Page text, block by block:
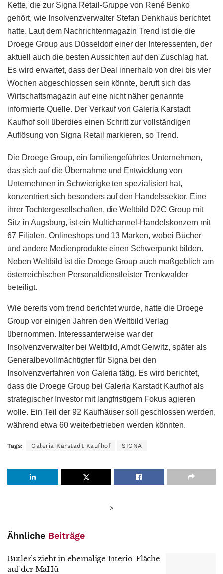
Kette, die zur Signa Retail-Gruppe von René Benko
gehört, wie Insolvenzverwalter Stefan Denkhaus berichtet
hatte. Laut dem Nachrichtenmagazin Trend ist die die
Droege Group aus Düsseldorf einer der Interessenten, der
aktuell auch die besten Aussichten auf den Zuschlag hat.
Es wird erwartet, dass der Deal innerhalb von drei bis vier
Wochen abgeschlossen sein könnte, beruft sich das
Wirtschaftsmagazin auf eine nicht näher genannte
informierte Quelle. Der Verkauf von Galeria Karstadt
Kaufhof soll überdies einen Schritt zur vollständigen
Auflösung von Signa Retail markieren, so Trend.
Die Droege Group, ein familiengeführtes Unternehmen,
das sich auf die Übernahme und Entwicklung von
Unternehmen in Schwierigkeiten spezialisiert hat,
konzentriert sich besonders auf den Handelssektor. Eine
ihrer Tochtergesellschaften, die Weltbild D2C Group mit
Sitz in Augsburg, ist ein Multichannel-Handelskonzern mit
67 Filialen, Onlineshops und 13 Marken, wobei Bücher
und andere Medienprodukte einen Schwerpunkt bilden.
Neben Weltbild ist die Droege Group auch maßgeblich am
österreichischen Personaldienstleister Trenkwalder
beteiligt.
Wie bereits vom trend berichtet wurde, hatte die Droege
Group vor einigen Jahren den Weltbild Verlag
übernommen. Interessanterweise war der
Insolvenzverwalter bei Weltbild, Arndt Geiwitz, später als
Generalbevollmächtigter für Signa bei den
Insolvenzverfahren von Galeria tätig. Es wird berichtet,
dass die Droege Group bei Galeria Karstadt Kaufhof als
strategischer Investor mit langfristigem Fokus agieren
wolle. Ein Teil der 92 Kaufhäuser soll geschlossen werden,
während etwa 60 weiterbetrieben werden könnten.
Tags: Galeria Karstadt Kaufhof SIGNA
>
Ähnliche Beiträge
Butler’s zieht in ehemalige Interio-Fläche
auf der MaHü